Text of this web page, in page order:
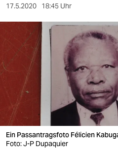
sport
berlin
nord
wahrheit
verlag
verlag
17.5.2020 18:45 Uhr
Ein Passantragsfoto Félicien
Foto: J-P Dupaquier